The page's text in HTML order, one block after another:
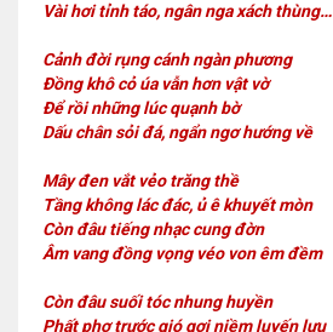
Vài hơi tỉnh táo, ngân nga xách thùng…
Cảnh đời rụng cánh ngàn phương
Đồng khô cỏ úa vẫn hơn vật vờ
Để rồi những lúc quạnh bờ
Dấu chân sỏi đá, ngẩn ngơ hướng về
Mây đen vắt vẻo trăng thề
Tầng không lác đác, ủ ê khuyết mòn
Còn đâu tiếng nhạc cung đờn
Âm vang đồng vọng véo von êm đềm
Còn đâu suối tóc nhung huyền
Phất phơ trước gió gợi niềm luyến lưu